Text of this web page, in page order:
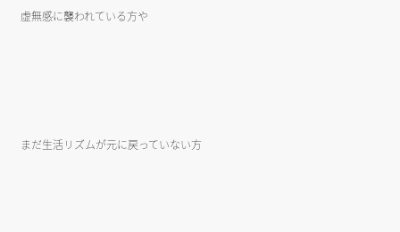
虚無感に襲われている方や
まだ生活リズムが元に戻っていない方